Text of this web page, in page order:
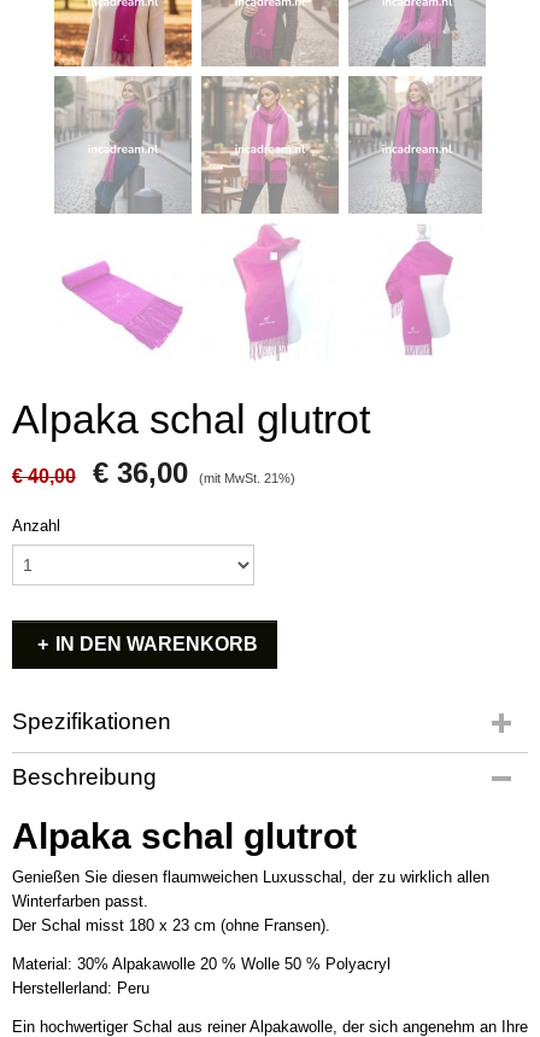
Alpaka schal glutrot
€ 40,00 € 36,00 (mit MwSt. 21%)
Anzahl
IN DEN WARENKORB
Spezifikationen
Produktcode
AS609
Beschreibung
Alpaka schal glutrot
Genießen Sie diesen flaumweichen Luxusschal, der zu wirklich allen
Winterfarben passt.
Der Schal misst 180 x 23 cm (ohne Fransen).
Material: 30% Alpakawolle 20 % Wolle 50 % Polyacryl
Herstellerland: Peru
Ein hochwertiger Schal aus reiner Alpakawolle, der sich angenehm an Ihre